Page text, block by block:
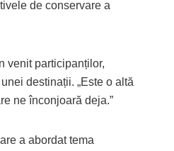
de conservare a
venit participanților,
destinații. „Este o altă
ne înconjoară deja.”
a abordat tema